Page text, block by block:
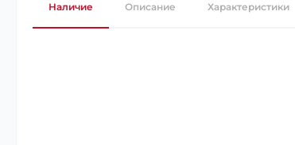
Наличие Описание Характеристики